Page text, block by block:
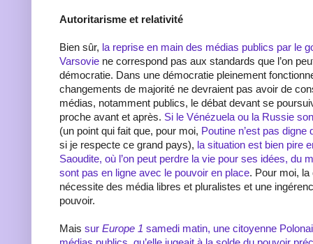
Autoritarisme et relativité
Bien sûr, la reprise en main des médias publics par le
Varsovie ne correspond pas aux standards que l’on
démocratie. Dans une démocratie pleinement
changements de majorité ne devraient pas avoir de
médias, notamment publics, le débat devant se
proche avant et après. Si le Vénézuela ou la Russie
(un point qui fait que, pour moi, Poutine n’est pas digne
si je respecte ce grand pays), la situation est bien pire
Saoudite, où l’on peut perdre la vie pour ses idées, du
sont pas en ligne avec le pouvoir en place. Pour moi, la
nécessite des média libres et pluralistes et une
pouvoir.
Mais sur Europe 1 samedi matin, une citoyenne